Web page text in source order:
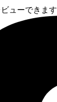
ューできます